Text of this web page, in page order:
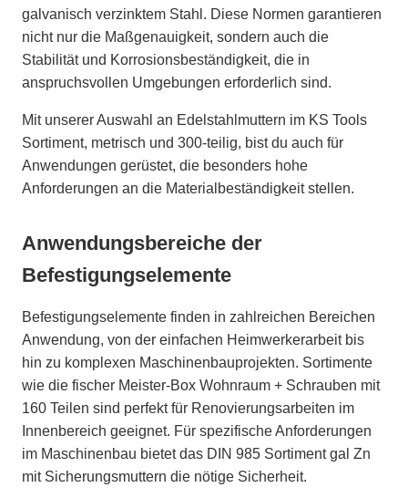
galvanisch verzinktem Stahl. Diese Normen garantieren
nicht nur die Maßgenauigkeit, sondern auch die
Stabilität und Korrosionsbeständigkeit, die in
anspruchsvollen Umgebungen erforderlich sind.
Mit unserer Auswahl an Edelstahlmuttern im KS Tools
Sortiment, metrisch und 300-teilig, bist du auch für
Anwendungen gerüstet, die besonders hohe
Anforderungen an die Materialbeständigkeit stellen.
Anwendungsbereiche der
Befestigungselemente
Befestigungselemente finden in zahlreichen Bereichen
Anwendung, von der einfachen Heimwerkerarbeit bis
hin zu komplexen Maschinenbauprojekten. Sortimente
wie die fischer Meister-Box Wohnraum + Schrauben mit
160 Teilen sind perfekt für Renovierungsarbeiten im
Innenbereich geeignet. Für spezifische Anforderungen
im Maschinenbau bietet das DIN 985 Sortiment gal Zn
mit Sicherungsmuttern die nötige Sicherheit.